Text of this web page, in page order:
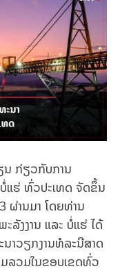
ກ່ຽວກັບການ
ແຮ່ ທົ່ວປະເທດ ຈັດຂຶ້ນ
ຜ່ານມາ ໂດຍທ່ານ
ລັງງານ ແລະ ບໍ່ແຮ່ ໄດ້
າວຽກງານທໍລະນີສາດ
ລວມໃນຂອບເຂດທົ່ວ